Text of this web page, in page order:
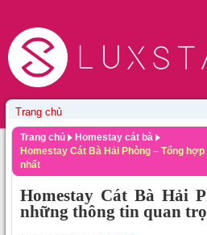
Trang chủ
Homestay cát bà
Homestay Cát Bà Hải Phòng – Tổng
nhất
Homestay Cát Bà Hải
những thông tin quan